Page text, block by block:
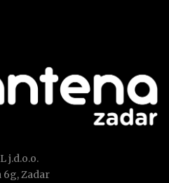
j.d.o.o.
6g, Zadar